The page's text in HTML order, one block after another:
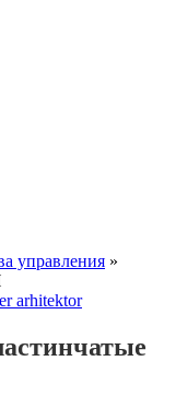
управления »
arhitektor